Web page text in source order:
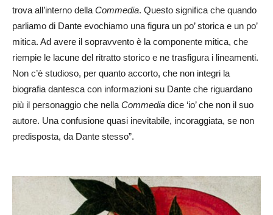
trova all’interno della Commedia. Questo significa che quando
parliamo di Dante evochiamo una figura un po’ storica e un po’
mitica. Ad avere il sopravvento è la componente mitica, che
riempie le lacune del ritratto storico e ne trasfigura i lineamenti.
Non c’è studioso, per quanto accorto, che non integri la
biografia dantesca con informazioni su Dante che riguardano
più il personaggio che nella Commedia dice ‘io’ che non il suo
autore. Una confusione quasi inevitabile, incoraggiata, se non
predisposta, da Dante stesso”.